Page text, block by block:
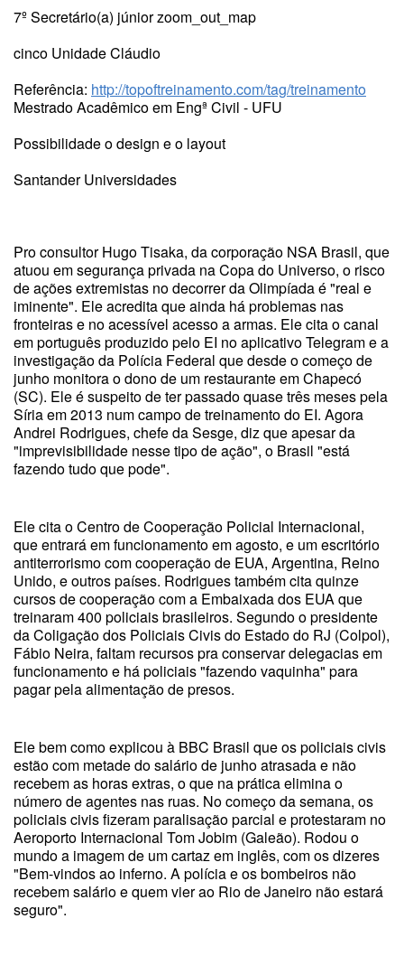
7º Secretário(a) júnior zoom_out_map
cinco Unidade Cláudio
Referência: http://topoftreinamento.com/tag/treinamento
Mestrado Acadêmico em Engª Civil - UFU
Possibilidade o design e o layout
Santander Universidades
Pro consultor Hugo Tisaka, da corporação NSA Brasil, que
atuou em segurança privada na Copa do Universo, o risco
de ações extremistas no decorrer da Olimpíada é "real e
iminente". Ele acredita que ainda há problemas nas
fronteiras e no acessível acesso a armas. Ele cita o canal
em português produzido pelo EI no aplicativo Telegram e a
investigação da Polícia Federal que desde o começo de
junho monitora o dono de um restaurante em Chapecó
(SC). Ele é suspeito de ter passado quase três meses pela
Síria em 2013 num campo de treinamento do EI. Agora
Andrei Rodrigues, chefe da Sesge, diz que apesar da
"imprevisibilidade nesse tipo de ação", o Brasil "está
fazendo tudo que pode".
Ele cita o Centro de Cooperação Policial Internacional,
que entrará em funcionamento em agosto, e um escritório
antiterrorismo com cooperação de EUA, Argentina, Reino
Unido, e outros países. Rodrigues também cita quinze
cursos de cooperação com a Embaixada dos EUA que
treinaram 400 policiais brasileiros. Segundo o presidente
da Coligação dos Policiais Civis do Estado do RJ (Colpol),
Fábio Neira, faltam recursos pra conservar delegacias em
funcionamento e há policiais "fazendo vaquinha" para
pagar pela alimentação de presos.
Ele bem como explicou à BBC Brasil que os policiais civis
estão com metade do salário de junho atrasada e não
recebem as horas extras, o que na prática elimina o
número de agentes nas ruas. No começo da semana, os
policiais civis fizeram paralisação parcial e protestaram no
Aeroporto Internacional Tom Jobim (Galeão). Rodou o
mundo a imagem de um cartaz em inglês, com os dizeres
"Bem-vindos ao inferno. A polícia e os bombeiros não
recebem salário e quem vier ao Rio de Janeiro não estará
seguro".